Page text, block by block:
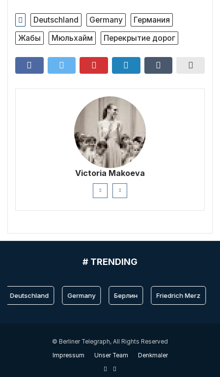
Deutschland Germany
Германия
Жабы
Мюльхайм Перекрытие дорог
Victoria Makoeva
# TRENDING
Deutschland Germany Берлин Friedrich Merz
© Berliner Telegraph, All Rights Reserved
Impressum
Unser Team Denkmaler